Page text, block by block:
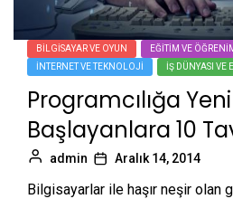
BILGISAYAR VE OYUN
EĞITIM VE
İNTERNET VE TEKNOLOJI
İŞ DÜNYASI VE
Programcılığa Yeni
Başlayanlara 10
admin Aralık 14, 2014
Bilgisayarlar ile haşır neşir olan